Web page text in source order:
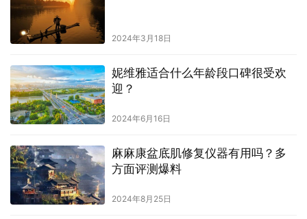
2024年3月18日
妮维雅适合什么年龄段口碑很受欢
迎？
2024年6月16日
麻麻康盆底肌修复仪器有用吗？多
方面评测爆料
2024年8月25日